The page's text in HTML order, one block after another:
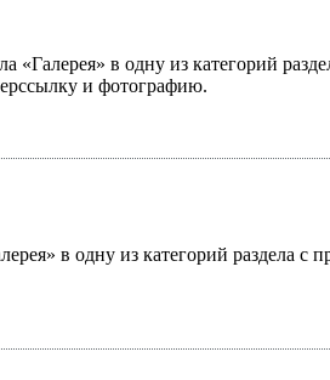
«Галерея» в одну из категорий
и фотографию.
в одну из категорий раздела